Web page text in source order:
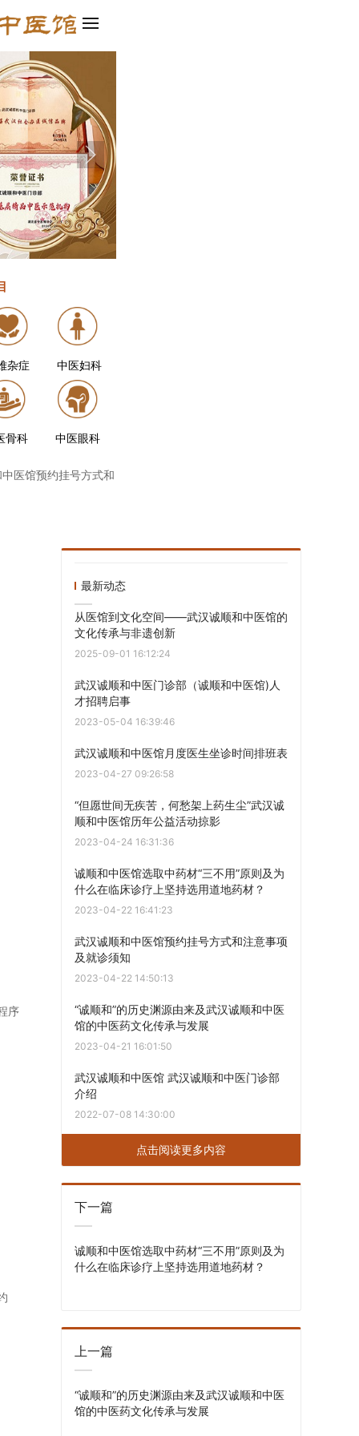
杂症 中医妇科
骨科 中医眼科
建站发布啦！集PC、移动、百度小程序、微信小程序四合一，轻松创
医馆预约挂号方式和
序
最新动态
从医馆到文化空间——武汉诚顺和中医馆的
文化传承与非遗创新
2025-09-01 16:12:24
武汉诚顺和中医门诊部（诚顺和中医馆)人
才招聘启事
2023-05-04 16:39:46
武汉诚顺和中医馆月度医生坐诊时间排班表
2023-04-27 09:26:58
“但愿世间无疾苦，何愁架上药生尘”武汉诚
顺和中医馆历年公益活动掠影
2023-04-24 16:31:36
诚顺和中医馆选取中药材“三不用”原则及为
什么在临床诊疗上坚持选用道地药材？
2023-04-22 16:41:23
武汉诚顺和中医馆预约挂号方式和注意事项
及就诊须知
2023-04-22 14:50:13
“诚顺和”的历史渊源由来及武汉诚顺和中医
馆的中医药文化传承与发展
2023-04-21 16:01:50
武汉诚顺和中医馆 武汉诚顺和中医门诊部
介绍
2022-07-08 14:30:00
点击阅读更多内容
下一篇
诚顺和中医馆选取中药材“三不用”原则及为
什么在临床诊疗上坚持选用道地药材？
上一篇
“诚顺和”的历史渊源由来及武汉诚顺和中医
馆的中医药文化传承与发展